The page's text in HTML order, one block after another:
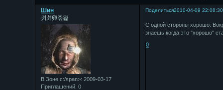
Поделиться2010-04-09 22:08:30
Шин
⽙⽙卵죾왍
В Зоне с:/span>: 2009-03-17
Приглашений: 0
С одной стороны хорошо:
знаешь когда это "хорошо"
0